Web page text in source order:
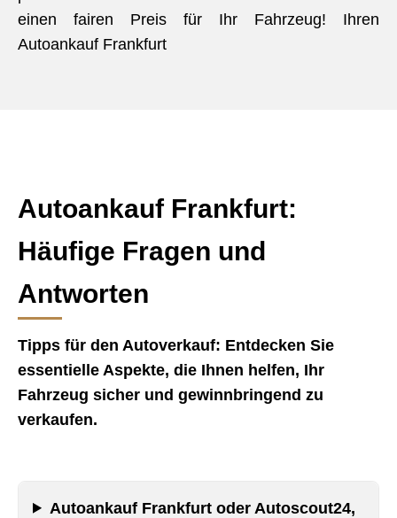
einen fairen Preis für Ihr Fahrzeug! Ihren
Autoankauf Frankfurt
Autoankauf Frankfurt:
Häufige Fragen und
Antworten
Tipps für den Autoverkauf: Entdecken Sie
essentielle Aspekte, die Ihnen helfen, Ihr
Fahrzeug sicher und gewinnbringend zu
verkaufen.
Autoankauf Frankfurt oder Autoscout24,